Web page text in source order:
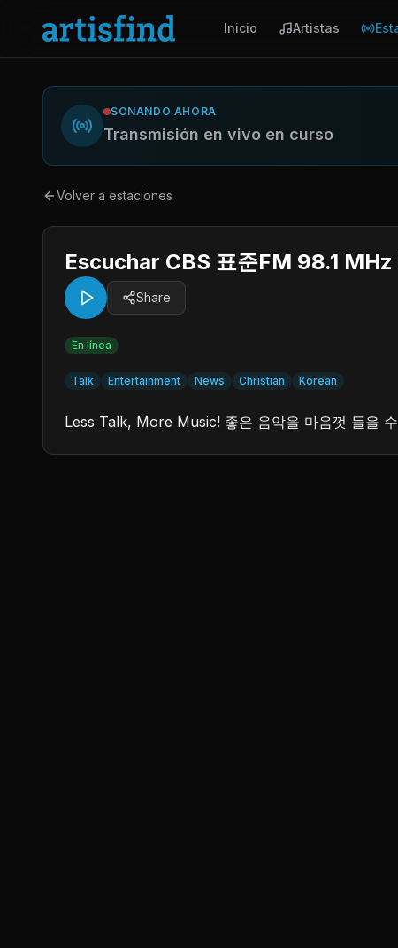
Inicio Artistas
SONANDO AHORA
Transmisión en vivo en curso
Volver a estaciones
Escuchar CBS 표준FM 98.1
Share
En línea
Talk Entertainment News Christian Korean
Less Talk, More Music! 좋은 음악을 마음껏 들을